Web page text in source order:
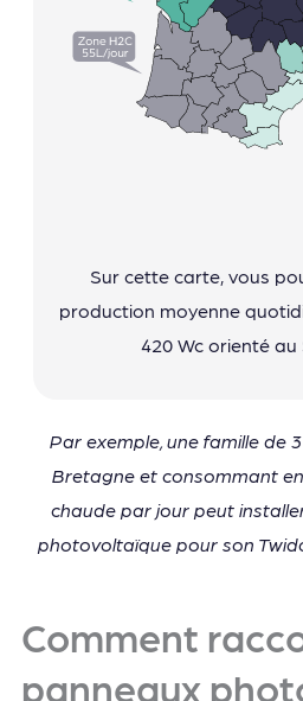
Sur cette carte, vous
production moyenne
420 Wc orienté au
Par exemple, une famille de
Bretagne et consommant
chaude par jour peut
photovoltaïque pour son
Comment
panneaux